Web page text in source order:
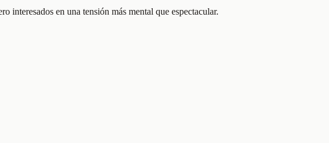
interesados en una tensión más mental que espectacular.